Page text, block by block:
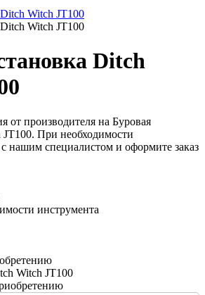
Ditch
от производителя на Буровая
JT100. При необходимости
с нашим специалистом и оформите заказ
инструмента
Witch JT100